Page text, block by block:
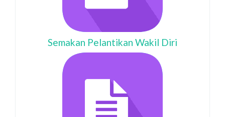
Semakan Pelantikan Wakil Diri